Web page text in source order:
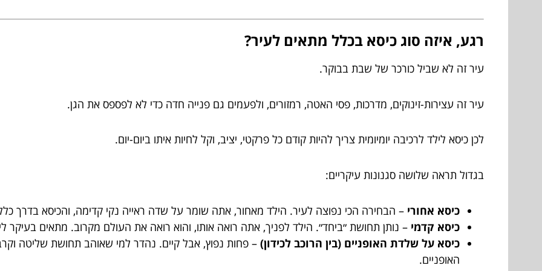
רגע, איזה סוג כיסא בכלל מתאים לעיר?
עיר זה לא שביל כורכר של שבת בבוקר.
עיר זה עצירות-זינוקים, מדרכות, פסי האטה, רמזורים, ולפעמים גם פנייה חדה כדי לא לפספס את הגן.
לכן כיסא לילד לרכיבה יומיומית צריך להיות קודם כל פרקטי, יציב, וקל לחיות איתו ביום-יום.
בגדול תראה שלושה סגנונות עיקריים:
כיסא אחורי – הבחירה הכי נפוצה לעיר. הילד מאחור, אתה שומר על שדה ראייה נקי קדימה, והכיסא בדרך
כיסא קדמי – נותן תחושת ״ביחד״. הילד לפניך, אתה רואה אותו, והוא רואה את העולם מקרוב. מתאים בעיקר
כיסא על שלדת האופניים (בין הרוכב לכידון) – פחות נפוץ, אבל קיים. נהדר למי שאוהב תחושת שליטה
האופניים.